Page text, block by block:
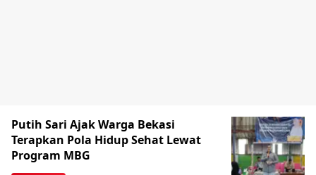
Putih Sari Ajak Warga Bekasi
Terapkan Pola Hidup Sehat Lewat
Program MBG